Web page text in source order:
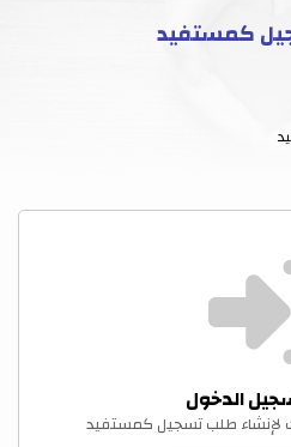
كمستفيد
الدخول
طلب تسجيل كمستفيد